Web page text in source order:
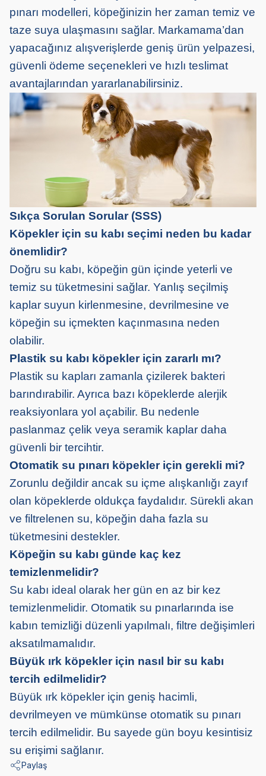
pınarı modelleri, köpeğinizin her zaman temiz ve
taze suya ulaşmasını sağlar. Markamama’dan
yapacağınız alışverişlerde geniş ürün yelpazesi,
güvenli ödeme seçenekleri ve hızlı teslimat
avantajlarından yararlanabilirsiniz.
Sıkça Sorulan Sorular (SSS)
Köpekler için su kabı seçimi neden bu kadar
önemlidir?
Doğru su kabı, köpeğin gün içinde yeterli ve
temiz su tüketmesini sağlar. Yanlış seçilmiş
kaplar suyun kirlenmesine, devrilmesine ve
köpeğin su içmekten kaçınmasına neden
olabilir.
Plastik su kabı köpekler için zararlı mı?
Plastik su kapları zamanla çizilerek bakteri
barındırabilir. Ayrıca bazı köpeklerde alerjik
reaksiyonlara yol açabilir. Bu nedenle
paslanmaz çelik veya seramik kaplar daha
güvenli bir tercihtir.
Otomatik su pınarı köpekler için gerekli mi?
Zorunlu değildir ancak su içme alışkanlığı zayıf
olan köpeklerde oldukça faydalıdır. Sürekli akan
ve filtrelenen su, köpeğin daha fazla su
tüketmesini destekler.
Köpeğin su kabı günde kaç kez
temizlenmelidir?
Su kabı ideal olarak her gün en az bir kez
temizlenmelidir. Otomatik su pınarlarında ise
kabın temizliği düzenli yapılmalı, filtre değişimleri
aksatılmamalıdır.
Büyük ırk köpekler için nasıl bir su kabı
tercih edilmelidir?
Büyük ırk köpekler için geniş hacimli,
devrilmeyen ve mümkünse otomatik su pınarı
tercih edilmelidir. Bu sayede gün boyu kesintisiz
su erişimi sağlanır.
Paylaş